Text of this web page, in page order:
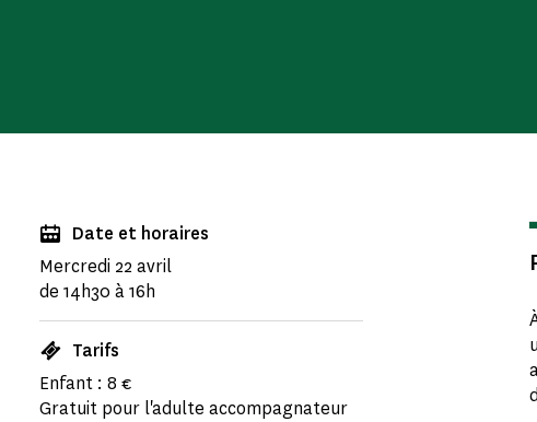
Date et horaires
Mercredi 22 avril
de 14h30 à 16h
Tarifs
Enfant : 8 €
Gratuit pour l'adulte accompagnateur